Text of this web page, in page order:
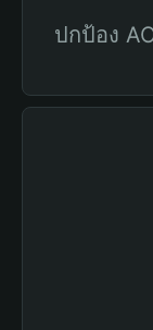
ปกป้อง